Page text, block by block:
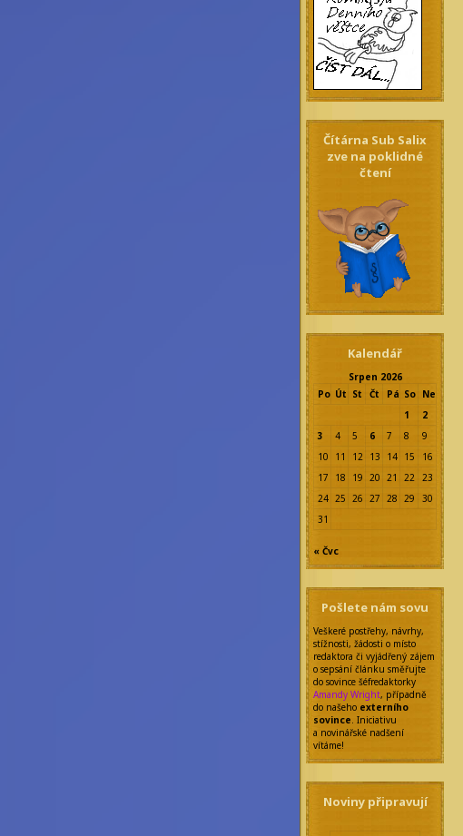
Čítárna Sub Salix
zve na poklidné
čtení
Kalendář
Srpen 2026
Po Út St Čt Pá So Ne
1
2
3
4 5 6 7 8
9
10
11 12 13 14 15
16
17
18 19 20 21 22 23
24 25 26 27 28 29
30
31
« Čvc
Pošlete nám sovu
Veškeré postřehy, návrhy,
stížnosti, žádosti o místo
redaktora či vyjádřený zájem
o sepsání článku směřujte
do sovince šéfredaktorky
Amandy Wright, případně
do našeho externího
sovince. Iniciativu
a novinářské nadšení
vítáme!
Noviny připravují